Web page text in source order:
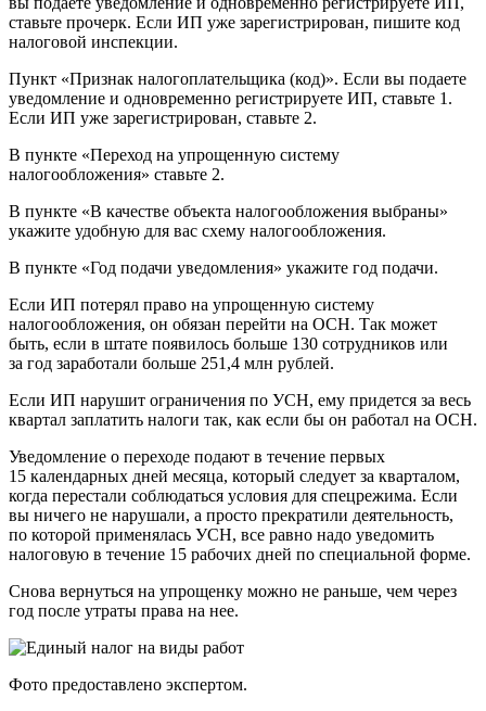
ставьте прочерк. Если ИП уже зарегистрирован, пишите код
налоговой инспекции.
Пункт «Признак налогоплательщика (код)». Если вы подаете
уведомление и одновременно регистрируете ИП, ставьте 1.
Если ИП уже зарегистрирован, ставьте 2.
В пункте «Переход на упрощенную систему
налогообложения» ставьте 2.
В пункте «В качестве объекта налогообложения выбраны»
укажите удобную для вас схему налогообложения.
В пункте «Год подачи уведомления» укажите год подачи.
Если ИП потерял право на упрощенную систему
налогообложения, он обязан перейти на ОСН. Так может
быть, если в штате появилось больше 130 сотрудников или
за год заработали больше 251,4 млн рублей.
Если ИП нарушит ограничения по УСН, ему придется за весь
квартал заплатить налоги так, как если бы он работал на ОСН.
Уведомление о переходе подают в течение первых
15 календарных дней месяца, который следует за кварталом,
когда перестали соблюдаться условия для спецрежима. Если
вы ничего не нарушали, а просто прекратили деятельность,
по которой применялась УСН, все равно надо уведомить
налоговую в течение 15 рабочих дней по специальной форме.
Снова вернуться на упрощенку можно не раньше, чем через
год после утраты права на нее.
Фото предоставлено экспертом.